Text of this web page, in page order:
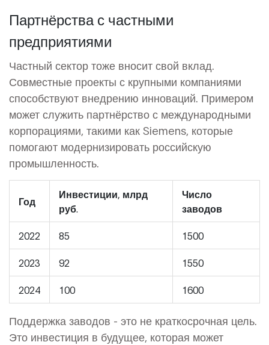
Партнёрства с частными
предприятиями
Частный сектор тоже вносит свой вклад.
Совместные проекты с крупными компаниями
способствуют внедрению инноваций. Примером
может служить партнёрство с международными
корпорациями, такими как Siemens, которые
помогают модернизировать российскую
промышленность.
Год
Инвестиции, млрд
руб.
Число
заводов
2022 85 1500
2023 92 1550
2024 100 1600
Поддержка заводов - это не краткосрочная цель.
Это инвестиция в будущее, которая может